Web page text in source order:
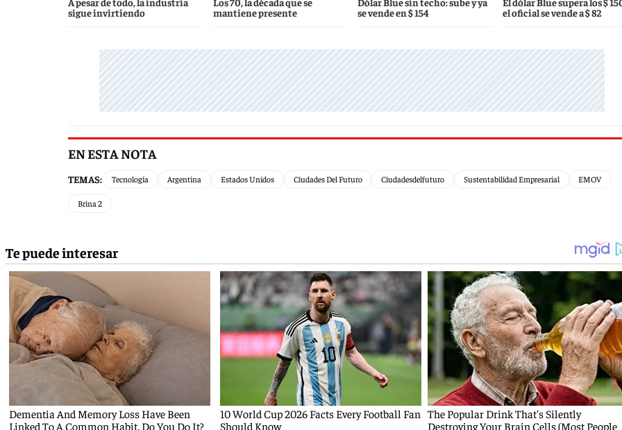
sigue invirtiendo
mantiene presente
se vende en $ 154
el oficial se vende a $ 82
EN ESTA NOTA
TEMAS: Tecnología Argentina Estados Unidos Ciudades Del Futuro Ciudadesdelfuturo Sustentabilidad Empresarial EMOV
Brina 2